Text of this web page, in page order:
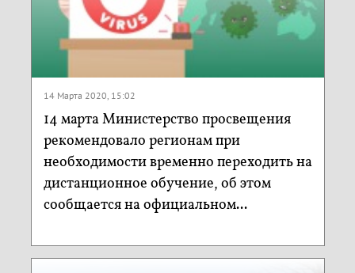
14 Марта 2020, 15:02
14 марта Министерство просвещения
рекомендовало регионам при
необходимости временно переходить на
дистанционное обучение, об этом
сообщается на официальном...